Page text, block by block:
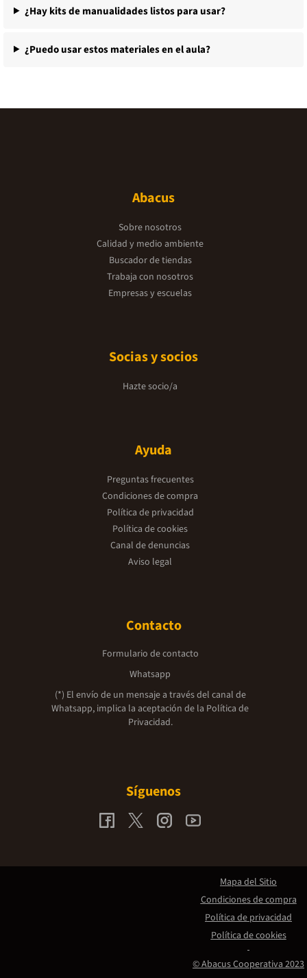
¿Hay kits de manualidades listos para usar?
¿Puedo usar estos materiales en el aula?
Abacus
Sobre nosotros
Calidad y medio ambiente
Buscador de tiendas
Trabaja con nosotros
Empresas y escuelas
Socias y socios
Hazte socio/a
Ayuda
Preguntas frecuentes
Condiciones de compra
Política de privacidad
Política de cookies
Canal de denuncias
Aviso legal
Contacto
Formulario de contacto
Whatsapp
(*) El envío de un mensaje a través del canal de
Whatsapp, implica la aceptación de la Política de
Privacidad.
Síguenos
© Abacus Cooperativa 2023
Mapa del Sitio
Condiciones de compra
Política de privacidad
Política de cookies